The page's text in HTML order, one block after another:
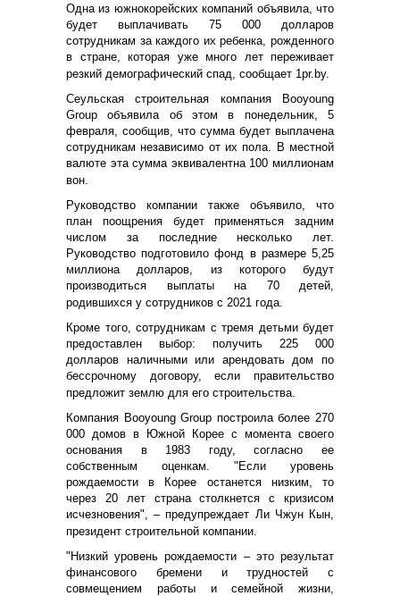
Одна из южнокорейских компаний объявила, что
будет выплачивать 75 000 долларов
сотрудникам за каждого их ребенка, рожденного
в стране, которая уже много лет переживает
резкий демографический спад, сообщает 1pr.by.
Сеульская строительная компания Booyoung
Group объявила об этом в понедельник, 5
февраля, сообщив, что сумма будет выплачена
сотрудникам независимо от их пола. В местной
валюте эта сумма эквивалентна 100 миллионам
вон.
Руководство компании также объявило, что
план поощрения будет применяться задним
числом за последние несколько лет.
Руководство подготовило фонд в размере 5,25
миллиона долларов, из которого будут
производиться выплаты на 70 детей,
родившихся у сотрудников с 2021 года.
Кроме того, сотрудникам с тремя детьми будет
предоставлен выбор: получить 225 000
долларов наличными или арендовать дом по
бессрочному договору, если правительство
предложит землю для его строительства.
Компания Booyoung Group построила более 270
000 домов в Южной Корее с момента своего
основания в 1983 году, согласно ее
собственным оценкам. "Если уровень
рождаемости в Корее останется низким, то
через 20 лет страна столкнется с кризисом
исчезновения", – предупреждает Ли Чжун Кын,
президент строительной компании.
"Низкий уровень рождаемости – это результат
финансового бремени и трудностей с
совмещением работы и семейной жизни,